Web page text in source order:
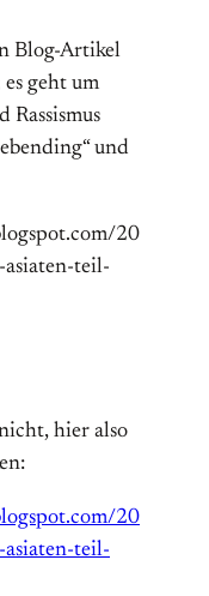
Blog-Artikel
geht um
Rassismus
und
20
teil-
hier also
20
teil-